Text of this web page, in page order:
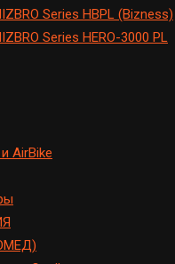
Series HBPL (Bizness)
Series HERO-3000 PL
AirBike